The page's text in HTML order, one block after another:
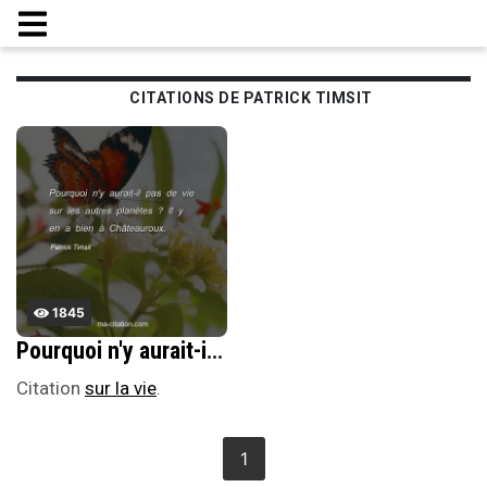
CITATIONS DE PATRICK TIMSIT
1845
Pourquoi n'y aurait-il pas de vie sur les autres planÃ¨tes ? Il y en a bien Ã ChÃ¢teauroux.
Citation sur la vie.
1